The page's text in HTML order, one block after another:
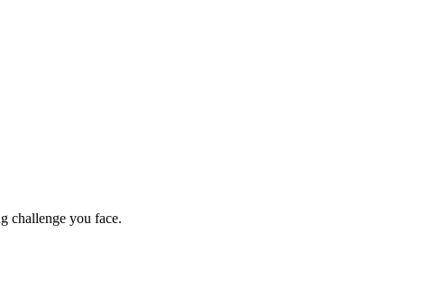
challenge you face.